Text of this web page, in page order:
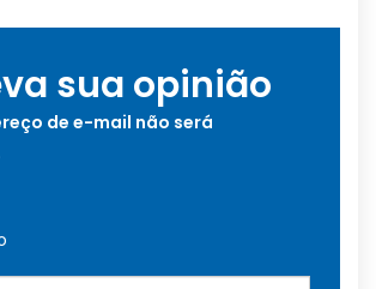
sua opinião
de e-mail não será